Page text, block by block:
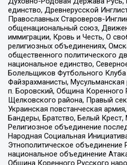
единство, Древнерусской
Православных Староверов-
общенациональный союз,
иммиграции, Кровь и Честь, О
религиозных объединениях,
общественного политического
национальное единство,
Болельщиков Футбольного
Файзрахманисты, Мусульманская
п. Боровский, Община Коренного
Щелковского района, Правый
Украинская повстанческая
Бандеры, Братство, Белый Крест,
Религиозное объединение
Народная Социальная
Этнополитическое объединение
национальное объединение
Община Коренного Русского